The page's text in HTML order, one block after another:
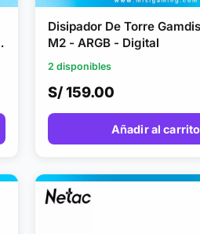
Disipador De Torre
M2 - ARGB - Digital
2 disponibles
S/ 159.00
Añadir al carrito